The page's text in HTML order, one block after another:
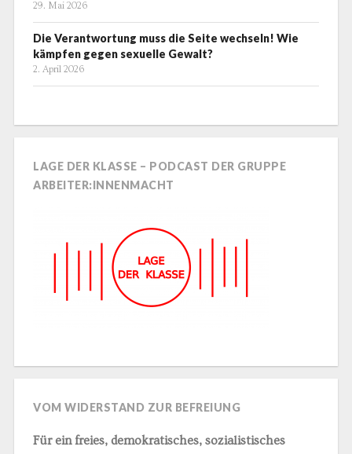
29. Mai 2026
Die Verantwortung muss die Seite wechseln! Wie
kämpfen gegen sexuelle Gewalt?
2. April 2026
LAGE DER KLASSE – PODCAST DER GRUPPE
ARBEITER:INNENMACHT
VOM WIDERSTAND ZUR BEFREIUNG
Für ein freies, demokratisches, sozialistisches